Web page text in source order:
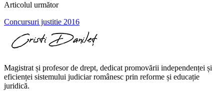
Articolul următor
Concursuri justitie 2016
Magistrat și profesor de drept, dedicat promovării independenței și
eficienței sistemului judiciar românesc prin reforme și educație
juridică.